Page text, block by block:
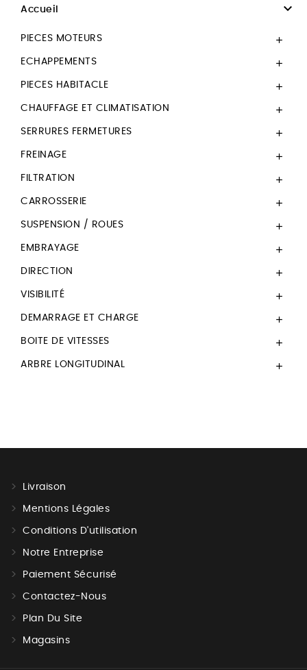
Accueil 
PIECES MOTEURS 
ECHAPPEMENTS 
PIECES HABITACLE 
CHAUFFAGE ET CLIMATISATION 
SERRURES FERMETURES 
FREINAGE 
FILTRATION 
CARROSSERIE 
SUSPENSION / ROUES 
EMBRAYAGE 
DIRECTION 
VISIBILITÉ 
DEMARRAGE ET CHARGE 
BOITE DE VITESSES 
ARBRE LONGITUDINAL 
Livraison
Mentions Légales
Conditions D'utilisation
Notre Entreprise
Paiement Sécurisé
Contactez-Nous
Plan Du Site
Magasins